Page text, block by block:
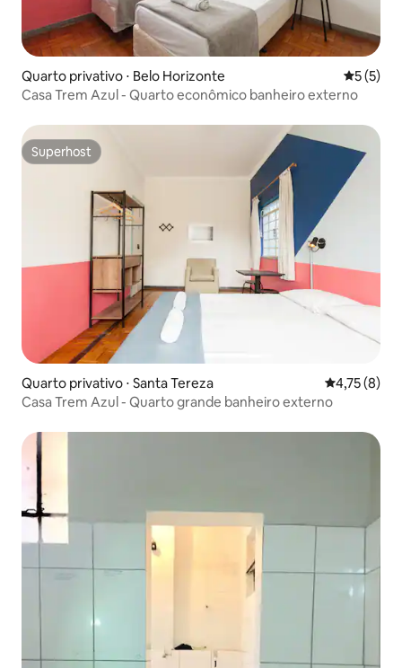
Quarto privativo ⋅ Belo Horizonte 5 de
5 (5)
Casa Trem Azul - Quarto econômico banheiro externo
Superhost
Superhost
Quarto privativo ⋅ Santa Tereza 4,75 de
4,75 (8)
Casa Trem Azul - Quarto grande banheiro externo